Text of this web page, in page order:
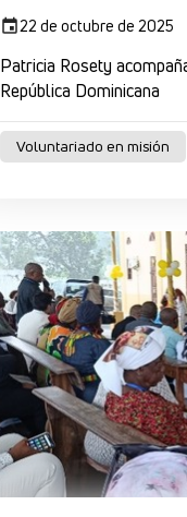
22 de octubre de 2025
Patricia Rosety
República Dominicana
Voluntariado en misión